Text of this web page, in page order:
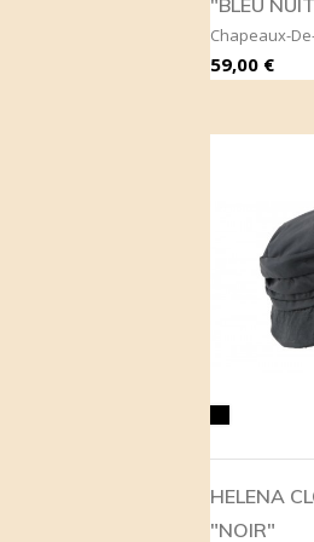
Chapeaux-
Prix
59,00 €
HELENA
"NOIR"